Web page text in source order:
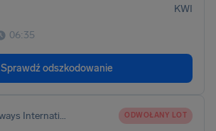
KWI
06:35
Sprawdź odszkodowanie
Thai Airways International ODWOŁANY LOT